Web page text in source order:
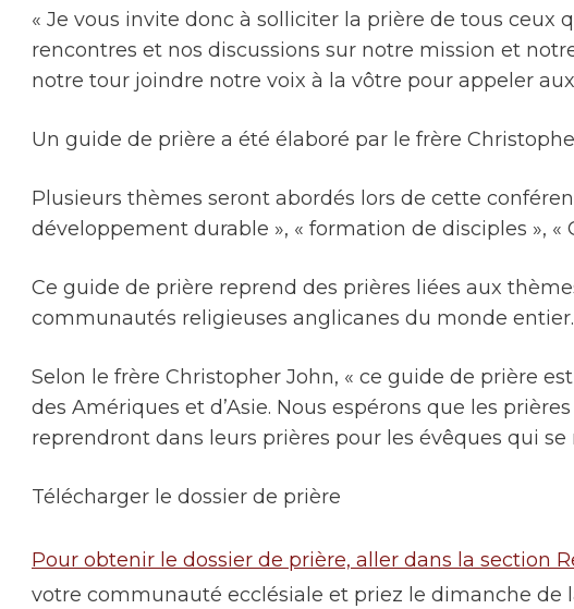
« Je vous invite donc à solliciter la prière de tous
rencontres et nos discussions sur notre mission et
notre tour joindre notre voix à la vôtre pour appeler
Un guide de prière a été élaboré par le frère
Plusieurs thèmes seront abordés lors de cette
développement durable », « formation de disciples »,
Ce guide de prière reprend des prières liées aux
communautés religieuses anglicanes du monde
Selon le frère Christopher John, « ce guide de prière
des Amériques et d’Asie. Nous espérons que les
reprendront dans leurs prières pour les évêques qui
Télécharger le dossier de prière
Pour obtenir le dossier de prière, aller dans la section
votre communauté ecclésiale et priez le dimanche de